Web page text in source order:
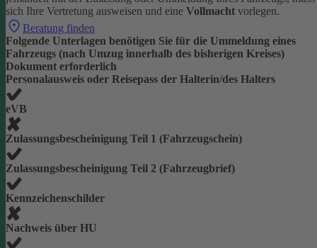
sich Ihre Vertretung ausweisen und eine Vollmacht vorlegen.
Beratung finden
Folgende Unterlagen benötigen Sie für die Ummeldung eines
Fahrzeugs (nach Umzug innerhalb des bisherigen Kreises)
Dokument erforderlich
Personalausweis oder Reisepass der Halterin/des Halters
eVB
Zulassungsbescheinigung Teil 1 (Fahrzeugschein)
Zulassungsbescheinigung Teil 2 (Fahrzeugbrief)
Kennzeichenschilder
Nachweis über HU